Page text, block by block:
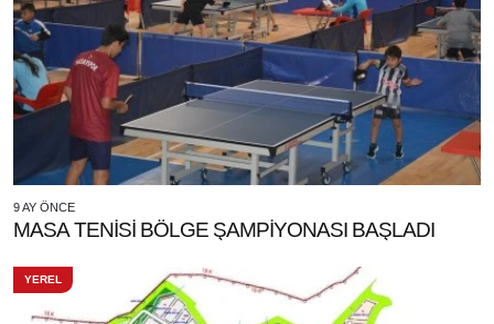
9 AY ÖNCE
MASA TENİSİ BÖLGE ŞAMPİYONASI BAŞLADI
YEREL